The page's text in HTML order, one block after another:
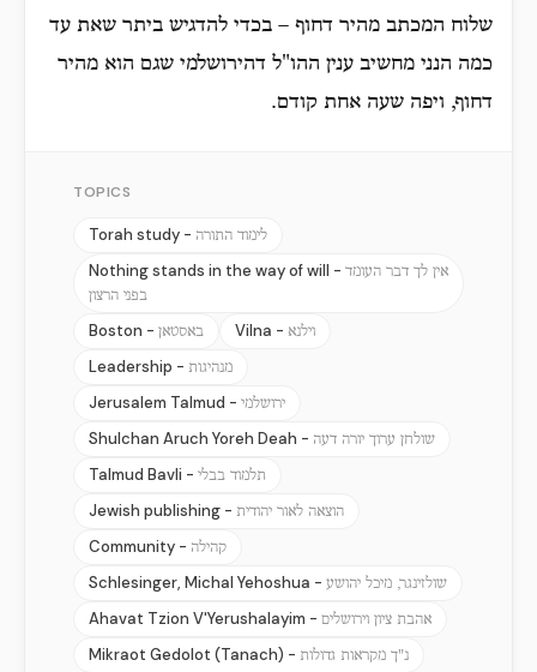
שלוח המכתב מהיר דחוף – בכדי להדגיש ביתר שאת עד
כמה הנני מחשיב ענין ההו"ל דהירושלמי שגם הוא מהיר
דחוף, ויפה שעה אחת קודם.
TOPICS
Torah study - לימוד התורה
Nothing stands in the way of will - אין לך דבר העומד
בפני הרצון
Boston - באסטאן Vilna - וילנא
Leadership - מנהיגות
Jerusalem Talmud - ירושלמי
Shulchan Aruch Yoreh Deah - שולחן ערוך יורה דעה
Talmud Bavli - תלמוד בבלי
Jewish publishing - הוצאה לאור יהודית
Community - קהילה
Schlesinger, Michal Yehoshua - שולזינגר, מיכל יהושע
Ahavat Tzion V'Yerushalayim - אהבת ציון וירושלים
Mikraot Gedolot (Tanach) - נ"ך מקראות גדולות